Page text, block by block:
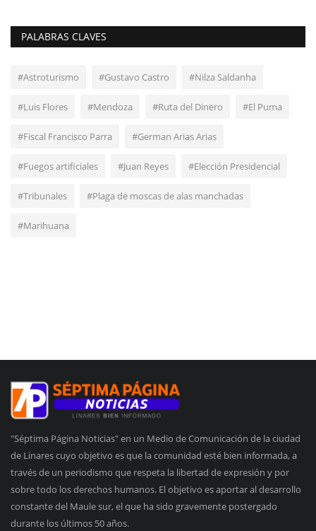
PALABRAS CLAVES
#Astroturismo #Gustavo Castro #Nilza Saldanha
#Luis Flores #Mendoza #Ruta del Dinero #El Puma
#Fiscal Francisco Parra #German Arias Arias
#Fuegos artificiales #Juan Reyes #Elección Presidencial
#Tribunales #Plaga de moscas de alas manchadas
#Marihuana
"Séptima Página Noticias" en un Medio de Comunicación de la ciudad
de Linares cuyo objetivo es que la comunidad esté bien informada, a
través de un periodismo que respeta la libertad de expresión y por
sobre todo los derechos humanos. El objetivo es aportar al desarrollo
constante del Maule sur, el que ha sido gravemente postergado
durante los últimos 50 años.